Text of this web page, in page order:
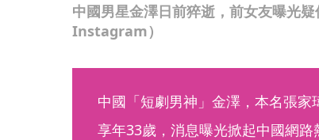
中國男星金澤日前猝逝，前女友曝光
Instagram）
中國「短劇男神」金澤，本名張家
享年33歲，消息曝光掀起中國網